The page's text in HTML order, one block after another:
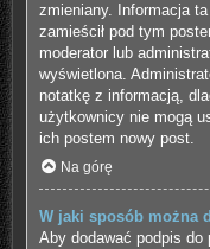
zmieniany. Informacja
zamieścił pod tym
moderator lub
wyświetlona.
notatkę z informacją,
użytkownicy nie mogą
ich postem nowy post.
Na górę
W jaki sposób można
Aby dodawać podpis